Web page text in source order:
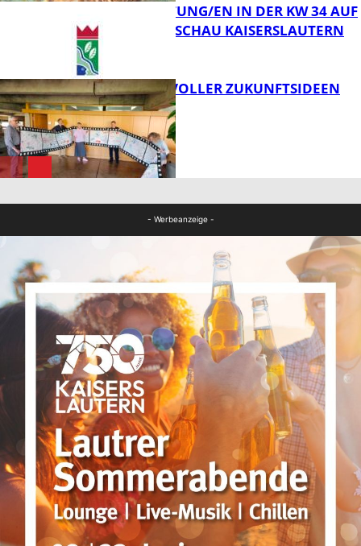
FB Kultur
VERANSTALTUNG/EN IN DER KW 34 AUF
DER GARTENSCHAU KAISERSLAUTERN
FILMROLLE VOLLER ZUKUNFTSIDEEN
- Werbeanzeige -